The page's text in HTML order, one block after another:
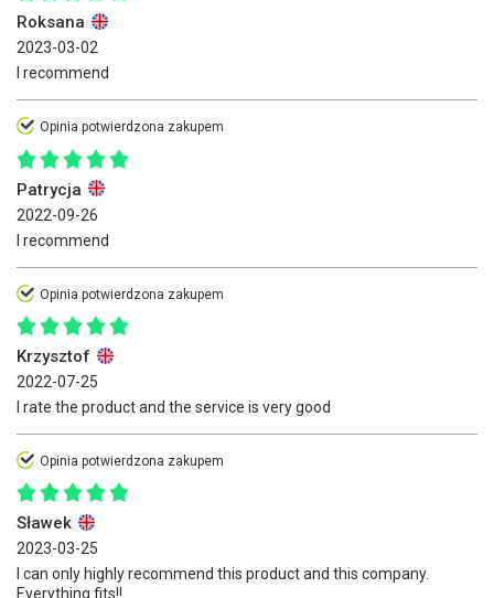
Roksana
2023-03-02
I recommend
Opinia potwierdzona zakupem
Patrycja
2022-09-26
I recommend
Opinia potwierdzona zakupem
Krzysztof
2022-07-25
I rate the product and the service is very good
Opinia potwierdzona zakupem
Sławek
2023-03-25
I can only highly recommend this product and this company.
Everything fits!!